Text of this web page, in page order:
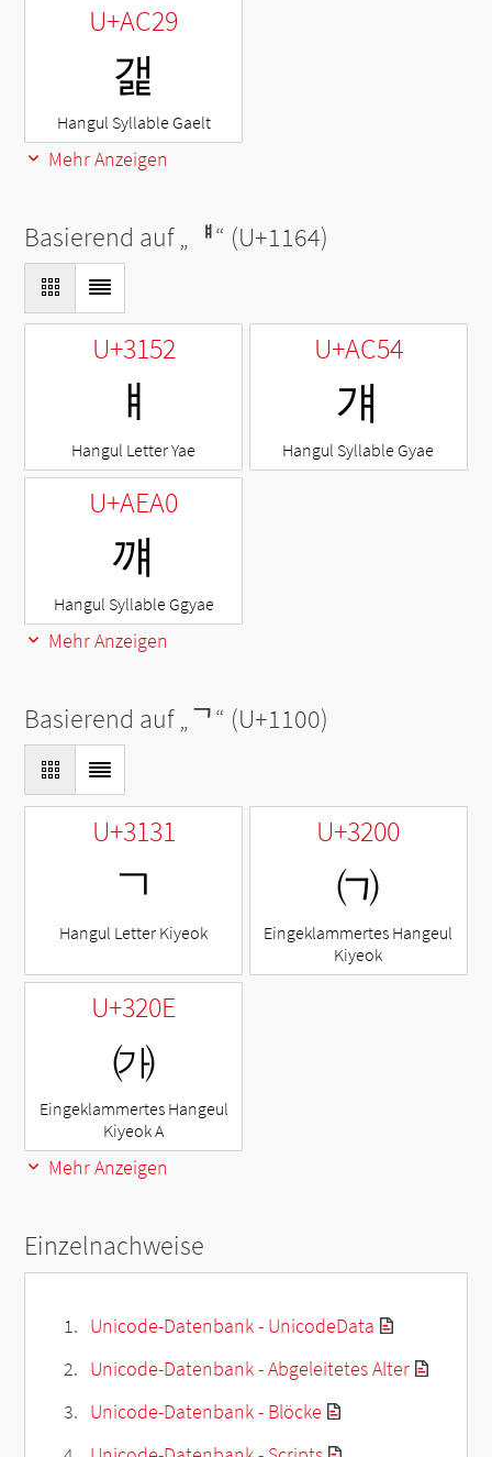
U+AC29
갩
Hangul Syllable Gaelt
Mehr Anzeigen
Basierend auf „ ᅤ“ (U+1164)
U+3152
ㅒ
Hangul Letter Yae
U+AC54
걔
Hangul Syllable Gyae
U+AEA0
꺠
Hangul Syllable Ggyae
Mehr Anzeigen
Basierend auf „ᄀ“ (U+1100)
U+3131
ㄱ
Hangul Letter Kiyeok
U+3200
㈀
Eingeklammertes Hangeul
Kiyeok
U+320E
㈎
Eingeklammertes Hangeul
Kiyeok A
Mehr Anzeigen
Einzelnachweise
Unicode-Datenbank - UnicodeData
Unicode-Datenbank - Abgeleitetes Alter
Unicode-Datenbank - Blöcke